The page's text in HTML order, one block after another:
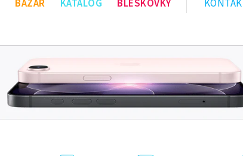
BAZAR KATALOG BLESKOVKY